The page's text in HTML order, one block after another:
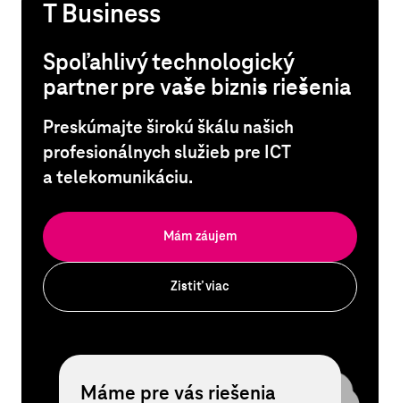
T Business
Spoľahlivý technologický
partner pre vaše biznis riešenia
Preskúmajte širokú škálu našich
profesionálnych služieb pre ICT
a telekomunikáciu.
Mám záujem
Zistiť viac
Máme pre vás riešenia